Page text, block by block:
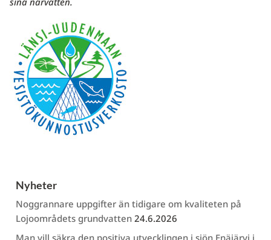
Nyheter
Noggrannare uppgifter än tidigare om kvaliteten på
Lojoområdets grundvatten 24.6.2026
Man vill säkra den positiva utvecklingen i sjön Enäjärvi i